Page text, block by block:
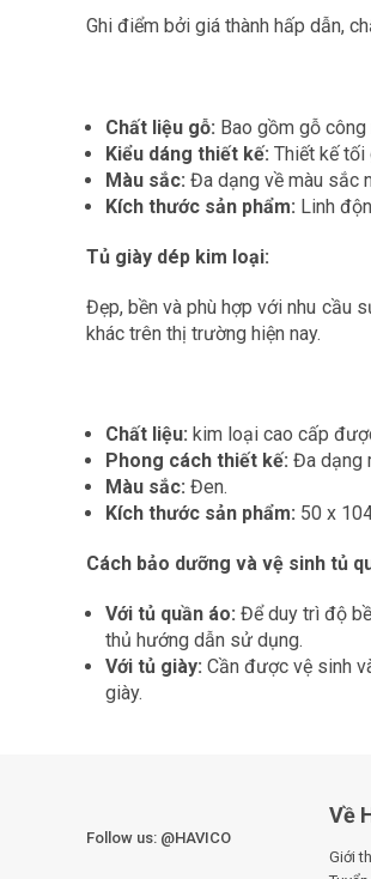
Ghi điểm bởi giá thành hấp dẫn,
Chất liệu gỗ: Bao gồm gỗ
Kiểu dáng thiết kế: Thiết kế tối
Màu sắc: Đa dạng về màu sắc
Kích thước sản phẩm: Linh
Tủ giày dép kim loại:
Đẹp, bền và phù hợp với nhu cầu
khác trên thị trường hiện nay.
Chất liệu: kim loại cao cấp
Phong cách thiết kế: Đa dạng
Màu sắc: Đen.
Kích thước sản phẩm: 50 x
Cách bảo dưỡng và vệ sinh tủ
Với tủ quần áo: Để duy trì độ
thủ hướng dẫn sử dụng.
Với tủ giày: Cần được vệ sinh
giày.
Follow us: @HAVICO
Về
Giới